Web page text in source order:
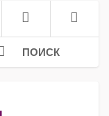
ПОИСК